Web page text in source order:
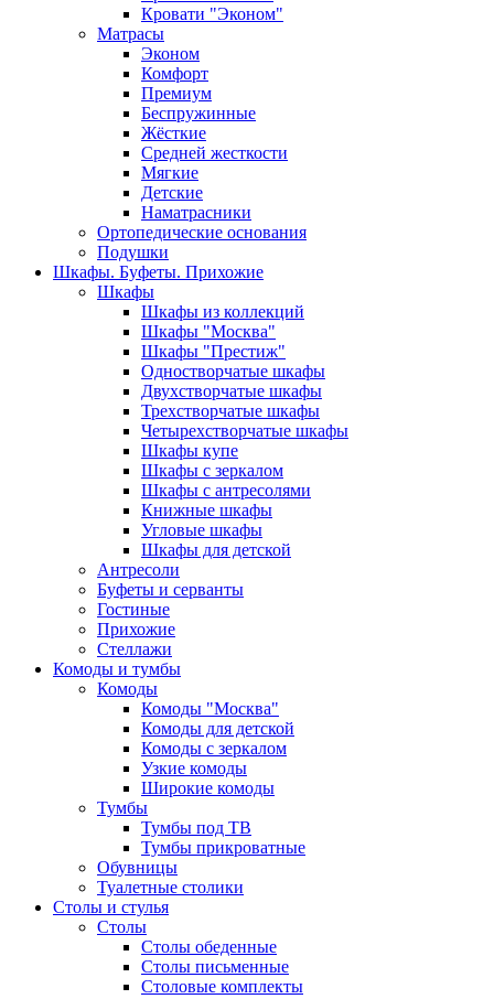
Кровати "Эконом"
Матрасы
Эконом
Комфорт
Премиум
Беспружинные
Жёсткие
Средней жесткости
Мягкие
Детские
Наматрасники
Ортопедические основания
Подушки
Шкафы. Буфеты. Прихожие
Шкафы
Шкафы из коллекций
Шкафы "Москва"
Шкафы "Престиж"
Одностворчатые шкафы
Двухстворчатые шкафы
Трехстворчатые шкафы
Четырехстворчатые шкафы
Шкафы купе
Шкафы с зеркалом
Шкафы с антресолями
Книжные шкафы
Угловые шкафы
Шкафы для детской
Антресоли
Буфеты и серванты
Гостиные
Прихожие
Стеллажи
Комоды и тумбы
Комоды
Комоды "Москва"
Комоды для детской
Комоды с зеркалом
Узкие комоды
Широкие комоды
Тумбы
Тумбы под ТВ
Тумбы прикроватные
Обувницы
Туалетные столики
Столы и стулья
Столы
Столы обеденные
Столы письменные
Столовые комплекты